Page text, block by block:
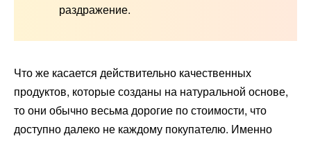
раздражение.
Что же касается действительно качественных
продуктов, которые созданы на натуральной основе,
то они обычно весьма дорогие по стоимости, что
доступно далеко не каждому покупателю. Именно